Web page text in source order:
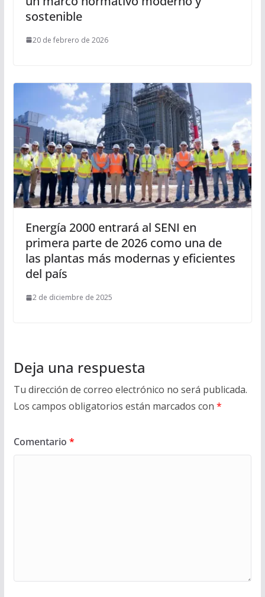
sostenible
20 de febrero de 2026
Energía 2000 entrará al SENI en
primera parte de 2026 como una de
las plantas más modernas y eficientes
del país
2 de diciembre de 2025
Deja una respuesta
Tu dirección de correo electrónico no será publicada.
Los campos obligatorios están marcados con *
Comentario *